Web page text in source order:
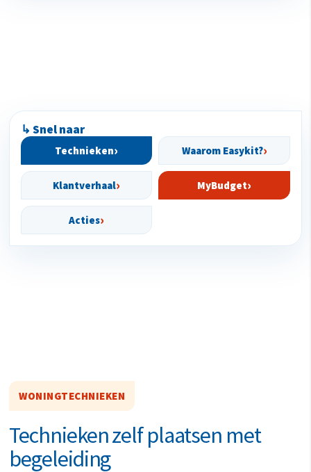
↳ Snel naar
Technieken Waarom Easykit?
Klantverhaal MyBudget
Acties
WONINGTECHNIEKEN
Technieken zelf plaatsen met
begeleiding